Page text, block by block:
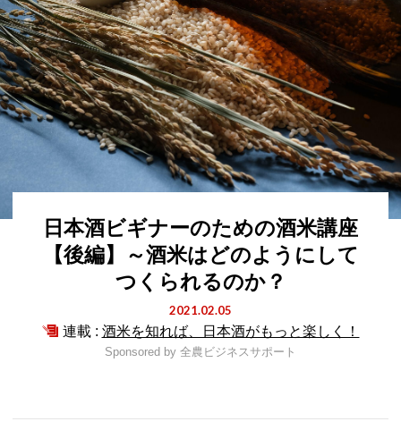
日本酒ビギナーのための酒米講座
【後編】～酒米はどのようにして
つくられるのか？
2021.02.05
連載 : 酒米を知れば、日本酒がもっと楽しく！
Sponsored by 全農ビジネスサポート